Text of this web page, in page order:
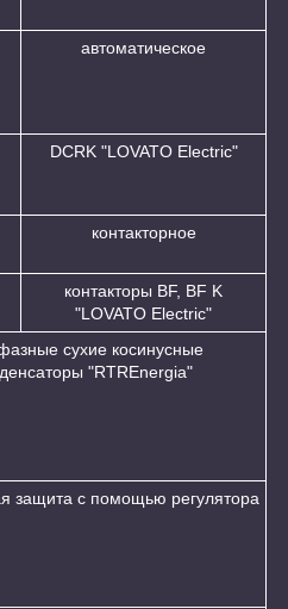
автоматическое
DCRK "LOVATO Electric"
контакторное
контакторы BF, BF K
"LOVATO Electric"
сухие косинусные
"RTREnergia"
защита с помощью регулятора